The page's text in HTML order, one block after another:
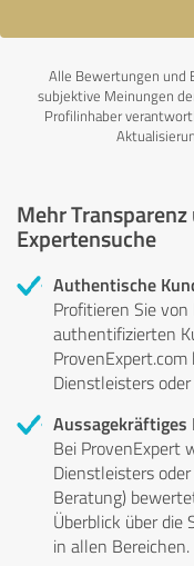
Alle Bewertungen und
subjektive Meinungen
Profilinhaber
Mehr
Expertensuche
Authentische
Profitieren Sie
authentifizierten
Dienstleisters
Aussagekräftiges
Bei ProvenExpert
Dienstleisters
Beratung)
Überblick über
in allen Bereichen.